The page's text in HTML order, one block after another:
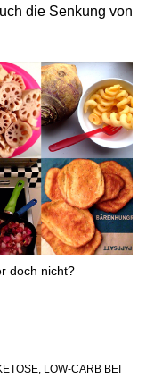
die Senkung von
doch nicht?
, LOW-CARB BEI